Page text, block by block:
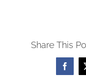
Share This